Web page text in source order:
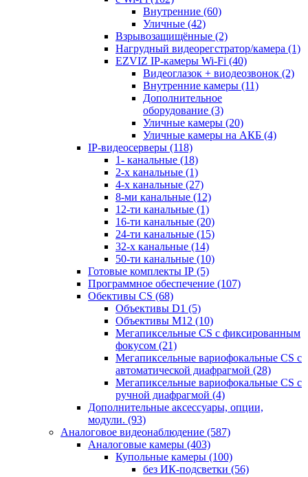
Внутренние (60)
Уличные (42)
Взрывозащищённые (2)
Нагрудный видеорегстратор/камера (1)
EZVIZ IP-камеры Wi-Fi (40)
Видеоглазок + виодеозвонок (2)
Внутренние камеры (11)
Дополнительное
оборудование (3)
Уличные камеры (20)
Уличные камеры на АКБ (4)
IP-видеосерверы (118)
1- канальные (18)
2-х канальные (1)
4-х канальные (27)
8-ми канальные (12)
12-ти канальные (1)
16-ти канальные (20)
24-ти канальные (15)
32-х канальные (14)
50-ти канальные (10)
Готовые комплекты IP (5)
Программное обеспечение (107)
Обективы CS (68)
Объективы D1 (5)
Объективы M12 (10)
Мегапиксельные CS c фиксированным
фокусом (21)
Мегапиксельные вариофокальные CS c
автоматической диафрагмой (28)
Мегапиксельные вариофокальные CS c
ручной диафрагмой (4)
Дополнительные аксессуары, опции,
модули. (93)
Аналоговое видеонаблюдение (587)
Аналоговые камеры (403)
Купольные камеры (100)
без ИК-подсветки (56)